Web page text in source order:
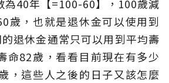
為40年【=100-60】，100歲減
歲，也就是退休金可以使用到
退休金通常只可以用到平均壽
命82歲，看看目前現在有多少
，這些人之後的日子又該怎麼